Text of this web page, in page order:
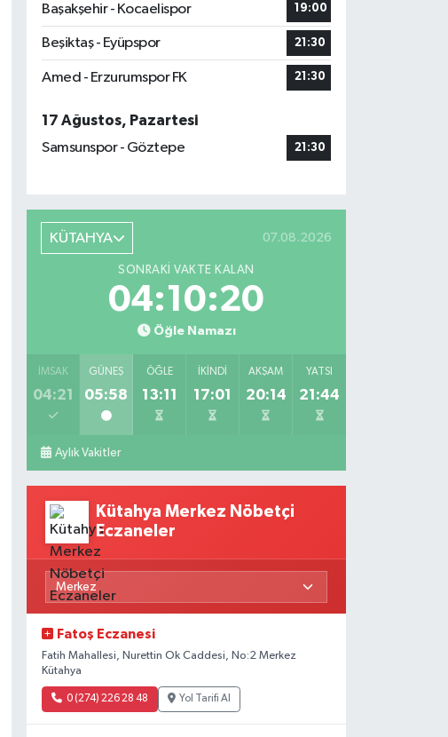
Başakşehir - Kocaelispor
19:00
Beşiktaş - Eyüpspor 21:30
Amed - Erzurumspor FK 21:30
17 Ağustos, Pazartesi
Samsunspor - Göztepe
21:30
KÜTAHYA 07.08.2026
SONRAKI VAKTE KALAN
04:10:19
Öğle Namazı
İMSAK
04:21
GÜNEŞ
05:58
ÖĞLE
13:11
İKINDI
17:01
AKŞAM
20:14
YATSI
21:44
Aylık Vakitler
Kütahya Merkez Nöbetçi
Eczaneler
Fatoş Eczanesi
Fatih Mahallesi, Nurettin Ok Caddesi, No:2 Merkez
Kütahya
0 (274) 226 28 48 Yol Tarifi Al